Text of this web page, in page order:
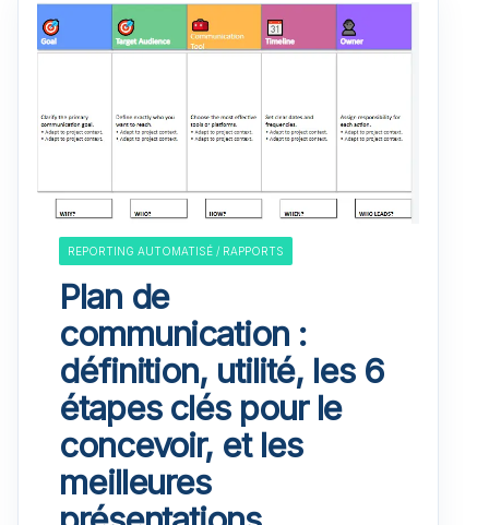
REPORTING AUTOMATISÉ / RAPPORTS
Plan de
communication :
définition, utilité, les 6
étapes clés pour le
concevoir, et les
meilleures